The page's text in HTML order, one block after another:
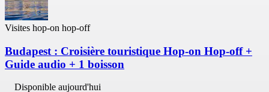
Visites hop-on hop-off
Budapest : Croisière touristique Hop-on Hop-off +
Guide audio + 1 boisson
Disponible aujourd'hui